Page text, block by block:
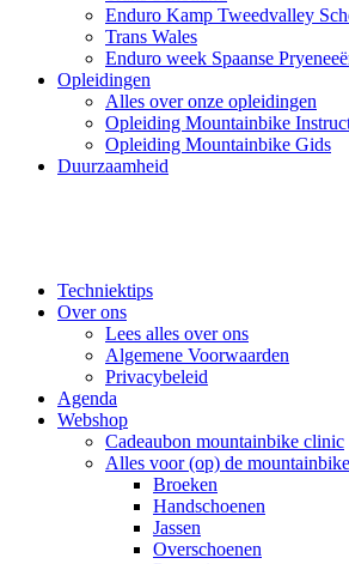
Enduro Kamp Tweedvalley
Trans Wales
Enduro week Spaanse
Opleidingen
Alles over onze opleidingen
Opleiding Mountainbike
Opleiding Mountainbike Gids
Duurzaamheid
Techniektips
Over ons
Lees alles over ons
Algemene Voorwaarden
Privacybeleid
Agenda
Webshop
Cadeaubon mountainbike clinic
Alles voor (op) de mountainbike
Broeken
Handschoenen
Jassen
Overschoenen